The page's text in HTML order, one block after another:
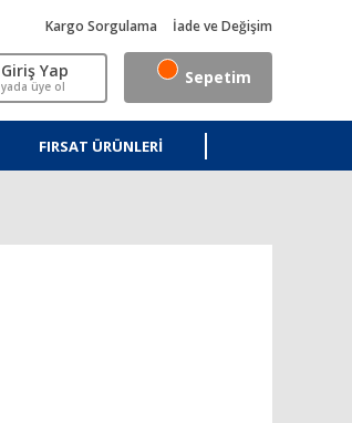
Kargo Sorgulama İade ve Değişim
Giriş Yap
yada üye ol Sepetim
FIRSAT ÜRÜNLERI